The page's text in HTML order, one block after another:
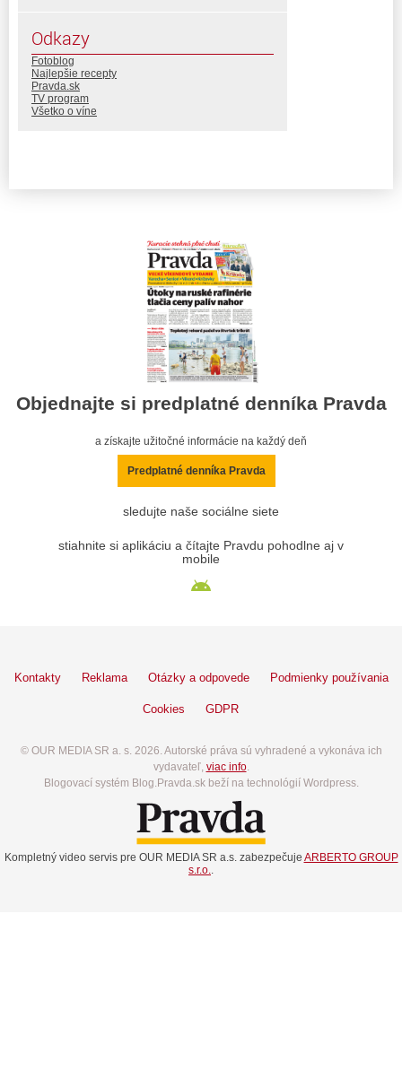
Odkazy
Fotoblog
Najlepšie recepty
Pravda.sk
TV program
Všetko o víne
Objednajte si predplatné denníka Pravda
a získajte užitočné informácie na každý deň
Predplatné denníka Pravda
sledujte naše sociálne siete
stiahnite si aplikáciu a čítajte Pravdu pohodlne aj v
mobile
Kontakty Reklama Otázky a odpovede Podmienky používania
Cookies GDPR
© OUR MEDIA SR a. s. 2026. Autorské práva sú vyhradené a vykonáva ich
vydavateľ, viac info.
Blogovací systém Blog.Pravda.sk beží na technológií Wordpress.
Kompletný video servis pre OUR MEDIA SR a.s. zabezpečuje ARBERTO GROUP
s.r.o.